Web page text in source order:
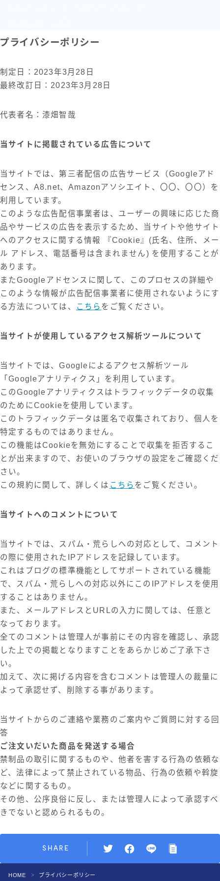
プライバシーポリシー
制定日：2023年3月28日
最終改訂日：2023年3月28日
代表者名：漆畑智哉
当サイトに掲載されている広告について
当サイトでは、第三者配信の広告サービス（Googleアド
センス、A8.net、Amazonアソシエイト、〇〇、〇〇）を
利用しています。
このような広告配信事業者は、ユーザーの興味に応じた商
品やサービスの広告を表示するため、当サイトや他サイト
へのアクセスに関する情報 『Cookie』(氏名、住所、メー
ル アドレス、電話番号は含まれません) を使用することが
あります。
またGoogleアドセンスに関して、このプロセスの詳細や
このような情報が広告配信事業者に使用されないようにす
る方法については、
こちら をご覧ください。
当サイトが使用しているアクセス解析ツールについて
当サイトでは、Googleによるアクセス解析ツール
「Googleアナリティクス」を利用しています。
このGoogleアナリティクスはトラフィックデータの収集
のためにCookieを使用しています。
このトラフィックデータは匿名で収集されており、個人を
特定するものではありません。
この機能はCookieを無効にすることで収集を拒否するこ
とが出来ますので、お使いのブラウザの設定をご確認くだ
さい。
この規約に関して、詳しくは こちら をご覧ください。
当サイトへのコメントについて
当サイトでは、スパム・荒らしへの対応として、コメント
の際に使用されたIPアドレスを記録しています。
これはブログの標準機能としてサポートされている機能
で、スパム・荒らしへの対応以外にこのIPアドレスを使用
することはありません。
また、メールアドレスとURLの入力に関しては、任意と
なっております。
全てのコメントは管理人が事前にその内容を確認し、承認
した上での掲載となりますことをあらかじめご了承下さ
い。
加えて、次に掲げる内容を含むコメントは管理人の裁量に
よって承認せず、削除する事があります。
当サイトからのご連絡や業務のご案内やご質問に対する回
答
ご注文いだいた商品を発送する場合
禁制品の取引に関するものや、他者を害する行為の依頼な
ど、法律によって禁止されている物品、行為の依頼や斡旋
などに関するもの。
その他、公序良俗に反し、または管理人によって承認すべ
きでないと認められるもの。
SHARE
HOME ＞ プライバシーポリシー